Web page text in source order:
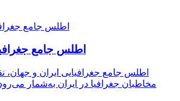
اطلس جامع
اطلس جامع جغرافیایی ایران و جهان،
مخاطبان جغرافیا در ایران به‌شمار